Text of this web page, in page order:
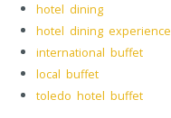
hotel dining
hotel dining experience
international buffet
local buffet
toledo hotel buffet